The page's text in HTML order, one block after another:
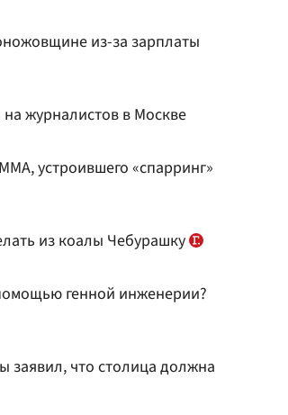
из-за зарплаты
журналистов в Москве
устроившего «спарринг»
из коалы Чебурашку
генной инженерии?
заявил, что столица должна